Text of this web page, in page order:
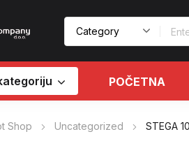
POČETNA
Shop Uncategorized STEGA